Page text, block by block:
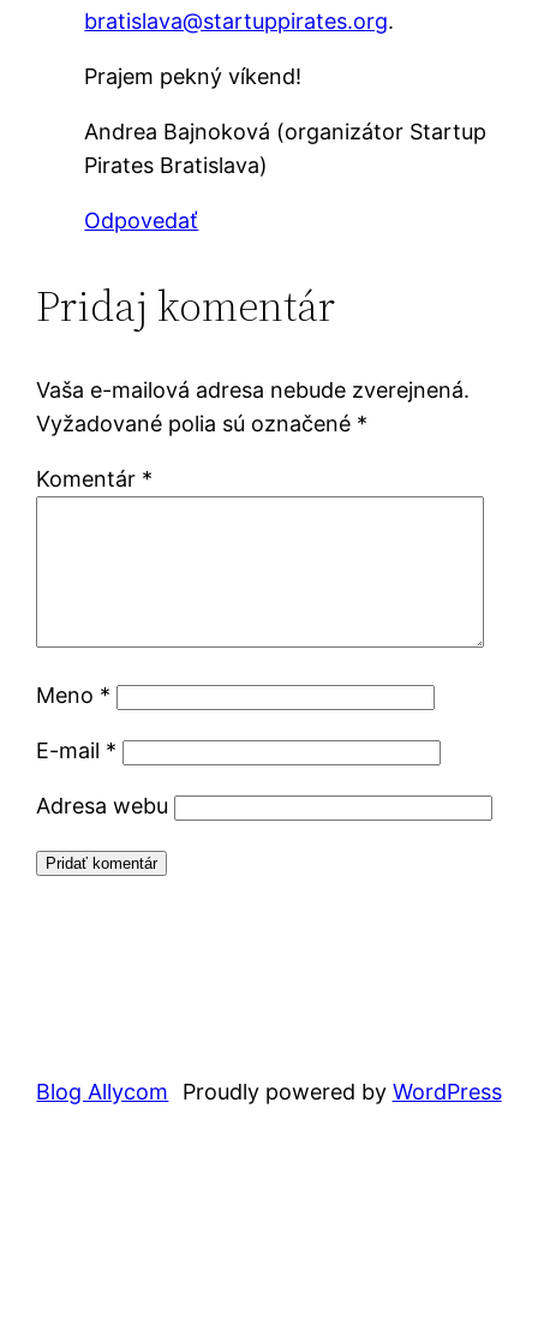
bratislava@startuppirates.org.
Prajem pekný víkend!
Andrea Bajnoková (organizátor Startup
Pirates Bratislava)
Odpovedať
Pridaj komentár
Vaša e-mailová adresa nebude zverejnená.
Vyžadované polia sú označené *
Komentár *
Meno *
E-mail *
Adresa webu
Blog Allycom Proudly powered by WordPress